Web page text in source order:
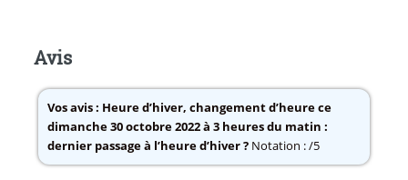
Avis
Vos avis : Heure d’hiver, changement d’heure ce
dimanche 30 octobre 2022 à 3 heures du matin :
dernier passage à l’heure d’hiver ?Notation : /5